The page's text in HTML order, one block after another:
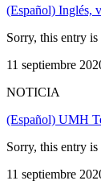
(Español) Inglés,
Sorry, this entry
11 septiembre
NOTICIA
(Español) UMH
Sorry, this entry
11 septiembre